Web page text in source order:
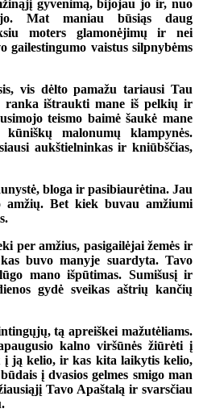
gyvenimą, bijojau jo ir, nuo
Mat maniau būsiąs daug
moters glamonėjimų ir nei
gailestingumo vaistus silpnybėms
vis dėlto pamažu tariausi Tau
ranka ištraukti mane iš pelkių ir
teismo baimė šaukė mane
malonumų klampynės.
aukštielninkas ir kniūbščias,
bloga ir pasibiaurėtina. Jau
amžių. Bet kiek buvau amžiumi
per amžius, pasigailėjai žemės ir
buvo manyje suardyta. Tavo
mano išpūtimas. Sumišusį ir
gydė sveikas aštrių kančių
tą apreiškei mažutėliams.
kalno viršūnės žiūrėti į
į ją kelio, ir kas kita laikytis kelio,
į dvasios gelmes smigo man
Tavo Apaštalą ir svarsčiau